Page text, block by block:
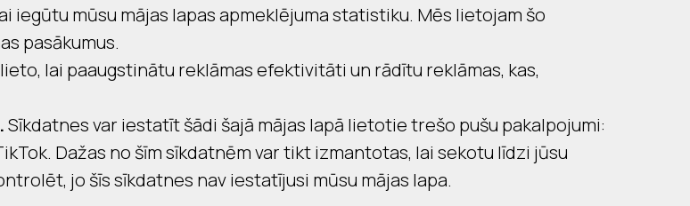
iegūtu mūsu mājas lapas apmeklējuma statistiku. Mēs lietojam šo
pasākumus.
lai paaugstinātu reklāmas efektivitāti un rādītu reklāmas, kas,
Sīkdatnes var iestatīt šādi šajā mājas lapā lietotie trešo pušu pakalpojumi:
Dažas no šīm sīkdatnēm var tikt izmantotas, lai sekotu līdzi jūsu
jo šīs sīkdatnes nav iestatījusi mūsu mājas lapa.